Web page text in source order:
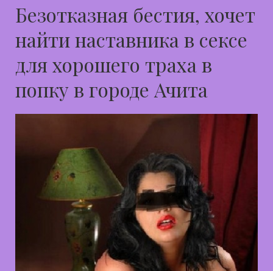
Безотказная бестия, хочет
найти наставника в сексе
для хорошего траха в
попку в городе Ачита